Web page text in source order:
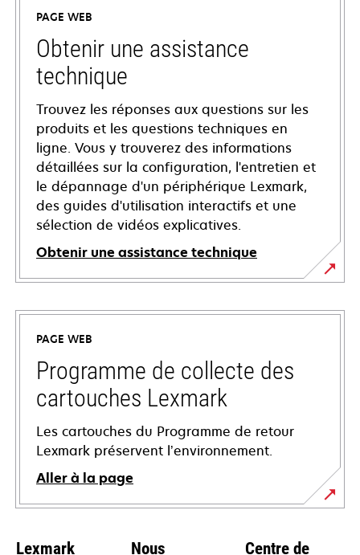
PAGE WEB
Obtenir une assistance
technique
Trouvez les réponses aux questions sur les
produits et les questions techniques en
ligne. Vous y trouverez des informations
détaillées sur la configuration, l'entretien et
le dépannage d'un périphérique Lexmark,
des guides d'utilisation interactifs et une
sélection de vidéos explicatives.
Obtenir une assistance technique
s’ouvre
dans
nouvel
onglet
PAGE WEB
Programme de collecte des
cartouches Lexmark
Les cartouches du Programme de retour
Lexmark préservent l’environnement.
Aller à la page
Lexmark Nous Centre de